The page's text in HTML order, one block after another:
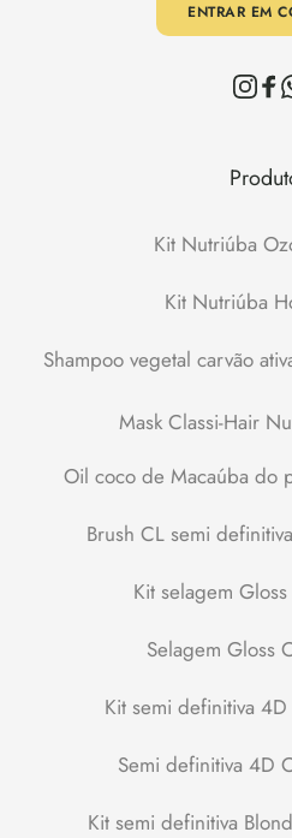
ENTRAR EM
Kit Nutriúba
Kit Nutriúba
Shampoo vegetal carvão
Mask Classi-Hair
Oil coco de Macaúba do
Brush CL semi
Kit selagem
Selagem Gloss
Kit semi definitiva
Semi definitiva 4D
Kit semi definitiva